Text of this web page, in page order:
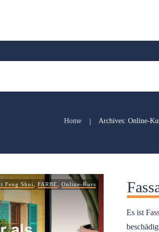
Home | Archives: Online-
Feng Shui FARBE Online-Kurs
Es ist